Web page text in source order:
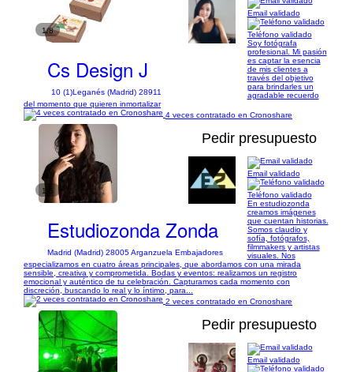
1/8
Cs Design J
10 (1)Leganés (Madrid) 28911
Email validado
Teléfono validado
Soy fotógrafa
profesional. Mi pasión
es captar la esencia
de mis clientes a
través del objetivo
para brindarles un
agradable recuerdo
del momento que quieren inmortalizar
4 veces contratado en Cronoshare
1/5
Pedir presupuesto
Estudiozonda Zonda
Madrid (Madrid) 28005 Arganzuela Embajadores
Email validado
Teléfono validado
En estudiozonda
creamos imágenes
que cuentan historias.
Somos claudio y
sofía, fotógrafos,
filmmakers y artistas
visuales. Nos
especializamos en cuatro áreas principales, que abordamos con una mirada
sensible, creativa y comprometida. Bodas y eventos: realizamos un registro
emocional y auténtico de tu celebración. Capturamos cada momento con
discreción, buscando lo real y lo íntimo, para...
2 veces contratado en Cronoshare
Pedir presupuesto
Email validado